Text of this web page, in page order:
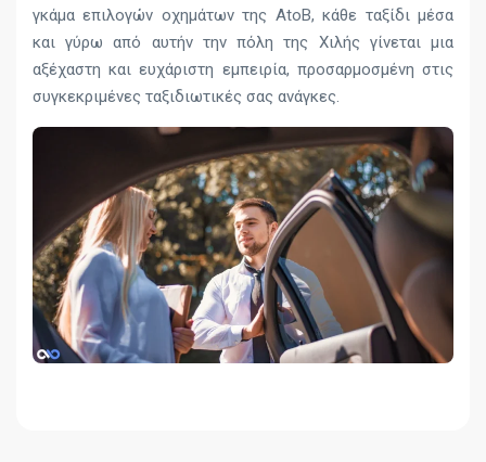
γκάμα επιλογών οχημάτων της AtoB, κάθε ταξίδι μέσα
και γύρω από αυτήν την πόλη της Χιλής γίνεται μια
αξέχαστη και ευχάριστη εμπειρία, προσαρμοσμένη στις
συγκεκριμένες ταξιδιωτικές σας ανάγκες.